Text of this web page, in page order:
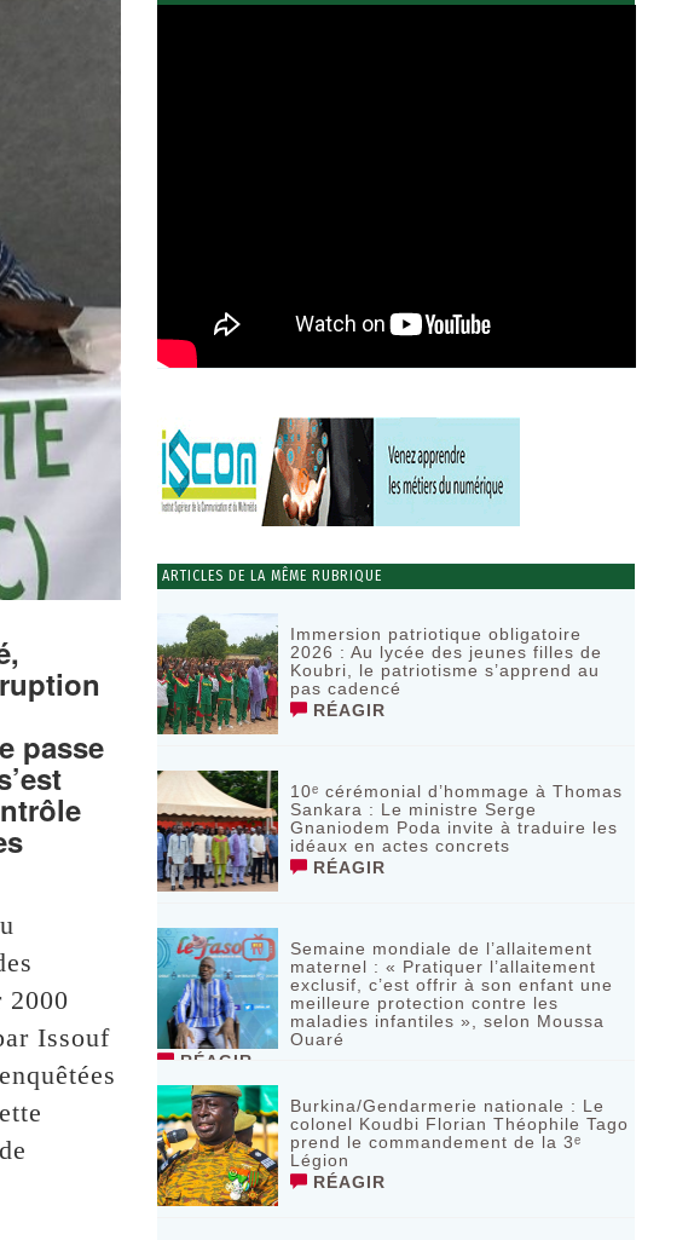
passe
2000
Issouf
ARTICLES DE LA MÊME RUBRIQUE
Immersion patriotique obligatoire
2026 : Au lycée des jeunes filles de
Koubri, le patriotisme s’apprend au
pas cadencé
RÉAGIR
10ᵉ cérémonial d’hommage à Thomas
Sankara : Le ministre Serge
Gnaniodem Poda invite à traduire les
idéaux en actes concrets
RÉAGIR
Semaine mondiale de l’allaitement
maternel : « Pratiquer l’allaitement
exclusif, c’est offrir à son enfant une
meilleure protection contre les
maladies infantiles », selon Moussa
Ouaré
RÉAGIR
Burkina/Gendarmerie nationale : Le
colonel Koudbi Florian Théophile Tago
prend le commandement de la 3ᵉ
Légion
RÉAGIR